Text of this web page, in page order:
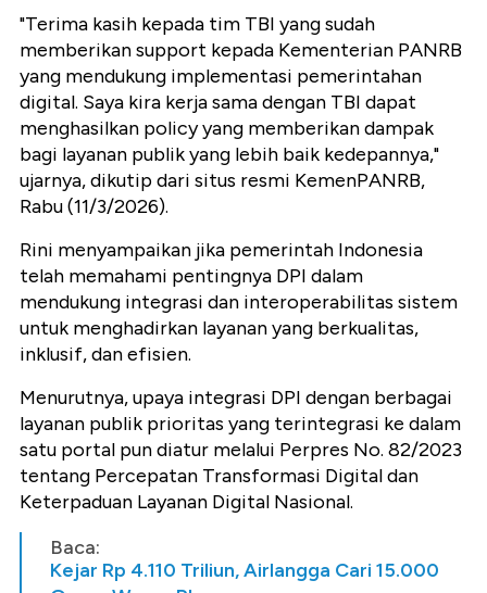
"Terima kasih kepada tim TBI yang sudah
memberikan support kepada Kementerian PANRB
yang mendukung implementasi pemerintahan
digital. Saya kira kerja sama dengan TBI dapat
menghasilkan policy yang memberikan dampak
bagi layanan publik yang lebih baik kedepannya,"
ujarnya, dikutip dari situs resmi KemenPANRB,
Rabu (11/3/2026).
Rini menyampaikan jika pemerintah Indonesia
telah memahami pentingnya DPI dalam
mendukung integrasi dan interoperabilitas sistem
untuk menghadirkan layanan yang berkualitas,
inklusif, dan efisien.
Menurutnya, upaya integrasi DPI dengan berbagai
layanan publik prioritas yang terintegrasi ke dalam
satu portal pun diatur melalui Perpres No. 82/2023
tentang Percepatan Transformasi Digital dan
Keterpaduan Layanan Digital Nasional.
Baca:
Kejar Rp 4.110 Triliun, Airlangga Cari 15.000